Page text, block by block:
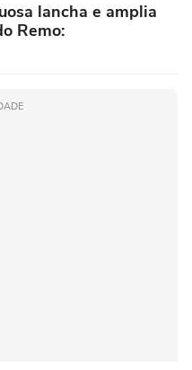
lancha e amplia
Remo: